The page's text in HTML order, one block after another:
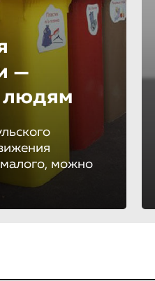
—
людям
малого, можно